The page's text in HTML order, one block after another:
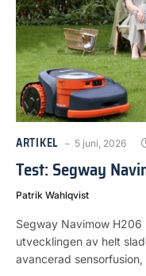
ARTIKEL 5 juni, 2026
Test: Segway
Patrik Wahlqvist
Segway Navimow
utvecklingen av helt
avancerad